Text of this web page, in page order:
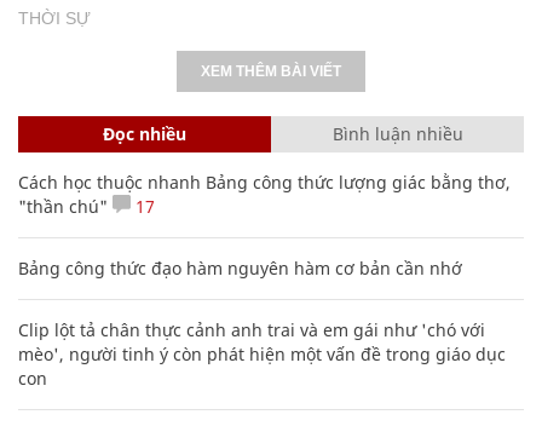
THỜI SỰ
XEM THÊM BÀI VIẾT
Đọc nhiều Bình luận nhiều
Cách học thuộc nhanh Bảng công thức lượng giác bằng thơ,
"thần chú"
17
Bảng công thức đạo hàm nguyên hàm cơ bản cần nhớ
Clip lột tả chân thực cảnh anh trai và em gái như 'chó với
mèo', người tinh ý còn phát hiện một vấn đề trong giáo dục
con